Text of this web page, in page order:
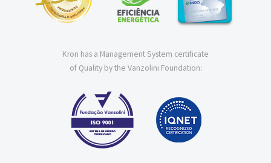
Kron has a Management System certificate
of Quality by the Vanzolini Foundation: